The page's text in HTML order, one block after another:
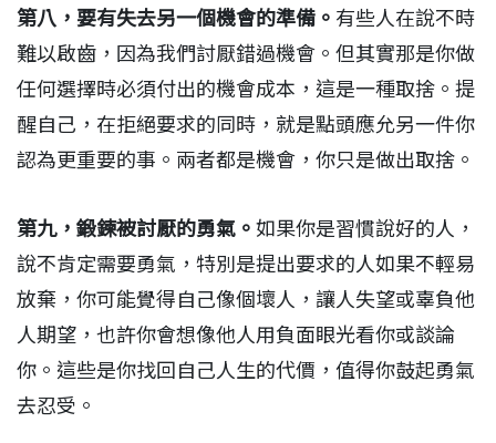
第八，要有失去另一個機會的準備。 有些人在說不時
難以啟齒，因為我們討厭錯過機會。但其實那是你做
任何選擇時必須付出的機會成本，這是一種取捨。提
醒自己，在拒絕要求的同時，就是點頭應允另一件你
認為更重要的事。兩者都是機會，你只是做出取捨。
第九，鍛鍊被討厭的勇氣。 如果你是習慣說好的人，
說不肯定需要勇氣，特別是提出要求的人如果不輕易
放棄，你可能覺得自己像個壞人，讓人失望或辜負他
人期望，也許你會想像他人用負面眼光看你或談論
你。這些是你找回自己人生的代價，值得你鼓起勇氣
去忍受。